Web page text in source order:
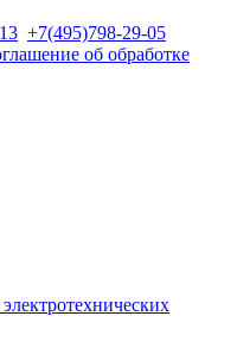
+7(495)798-29-05
об обработке